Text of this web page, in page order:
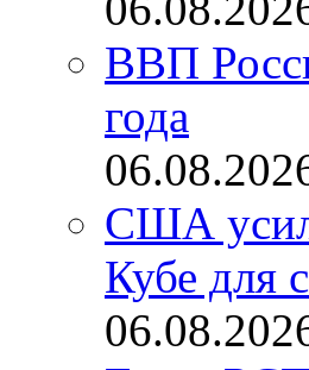
ВВП
года
США
Кубе для